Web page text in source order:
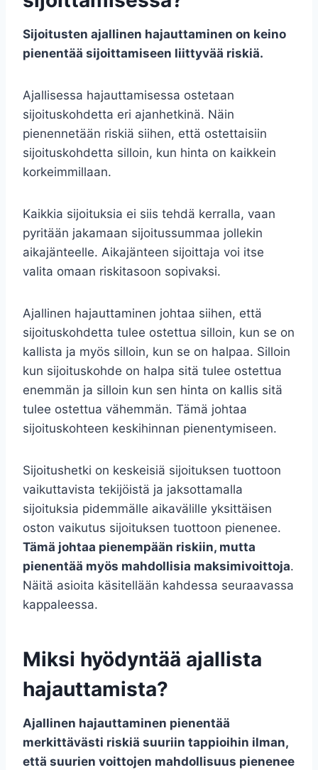
Sijoitusten ajallinen hajauttaminen on keino
pienentää sijoittamiseen liittyvää riskiä.
Ajallisessa hajauttamisessa ostetaan
sijoituskohdetta eri ajanhetkinä. Näin
pienennetään riskiä siihen, että ostettaisiin
sijoituskohdetta silloin, kun hinta on kaikkein
korkeimmillaan.
Kaikkia sijoituksia ei siis tehdä kerralla, vaan
pyritään jakamaan sijoitussummaa jollekin
aikajänteelle. Aikajänteen sijoittaja voi itse
valita omaan riskitasoon sopivaksi.
Ajallinen hajauttaminen johtaa siihen, että
sijoituskohdetta tulee ostettua silloin, kun se on
kallista ja myös silloin, kun se on halpaa. Silloin
kun sijoituskohde on halpa sitä tulee ostettua
enemmän ja silloin kun sen hinta on kallis sitä
tulee ostettua vähemmän. Tämä johtaa
sijoituskohteen keskihinnan pienentymiseen.
Sijoitushetki on keskeisiä sijoituksen tuottoon
vaikuttavista tekijöistä ja jaksottamalla
sijoituksia pidemmälle aikavälille yksittäisen
oston vaikutus sijoituksen tuottoon pienenee.
Tämä johtaa pienempään riskiin, mutta
pienentää myös mahdollisia maksimivoittoja.
Näitä asioita käsitellään kahdessa seuraavassa
kappaleessa.
Miksi hyödyntää ajallista
hajauttamista?
Ajallinen hajauttaminen pienentää
merkittävästi riskiä suuriin tappioihin ilman,
että suurien voittojen mahdollisuus pienenee